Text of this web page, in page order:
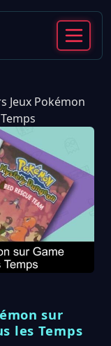
Jeux Pokémon
sur
les Temps